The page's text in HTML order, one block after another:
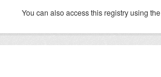
You can also access this registry using the